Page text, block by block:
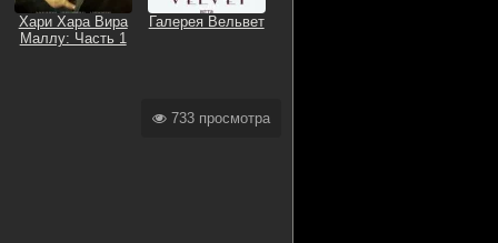
Хари Хара Вира
Маллу: Часть 1
Галерея Вельвет
733 просмотра